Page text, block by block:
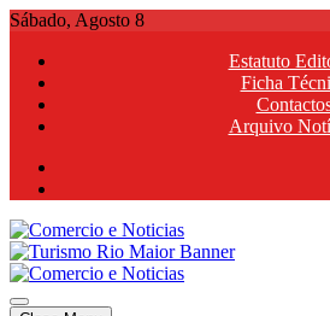
Skip
content
Sábado, Agosto 8
Estatuto
Ficha
Arquivo
Comercio e Noticias
Notícias e Publicidade Online